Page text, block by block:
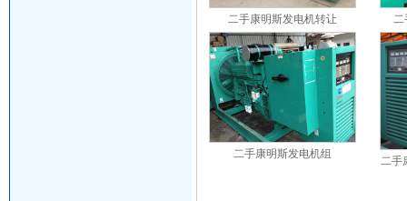
二手康明斯发电机转让 二
二手康明斯发电机组
二手